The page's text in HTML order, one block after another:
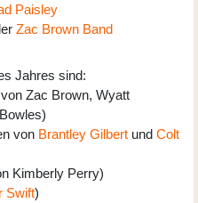
Paisley
Zac Brown Band
Jahres sind:
Zac Brown, Wyatt
von Brantley Gilbert und Colt
Kimberly Perry)
Swift)